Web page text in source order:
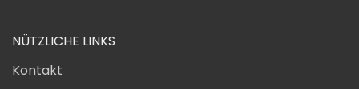
NÜTZLICHE LINKS
Kontakt